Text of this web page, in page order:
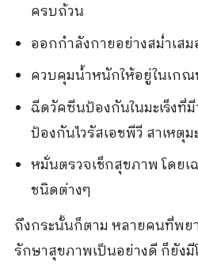
ครบถ้วน
ออกกำลังกายอย่างสม่ำเสม
ควบคุมน้ำหนักให้อยู่ในเก
ฉีดวัคซีนป้องกันในมะเร็งที่
ป้องกันไวรัสเอชพีวี สาเหตุ
หมั่นตรวจเช็กสุขภาพ โดยเ
ชนิดต่างๆ
ถึงกระนั้นก็ตาม หลายคนที่พ
รักษาสุขภาพเป็นอย่างดี ก็ยังมี